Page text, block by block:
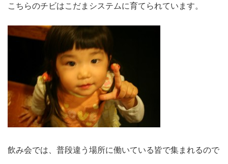
こちらのチビはこだまシステムに育てられています。
飲み会では、普段違う場所に働いている皆で集まれるので